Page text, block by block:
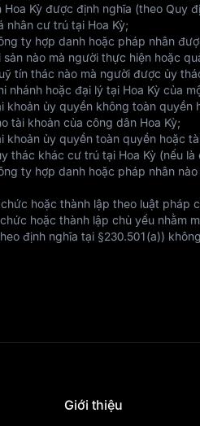
Hoa Kỳ được định nghĩa (theo Quy
nhân cư trú tại Hoa Kỳ;
ty hợp danh hoặc pháp nhân
sản nào mà người thực hiện hoặc
tín thác nào mà người được ủy
nhánh hoặc đại lý tại Hoa Kỳ của
khoản ủy quyền không toàn
tài khoản của công dân Hoa Kỳ;
khoản ủy quyền toàn quyền hoặc
thác khác cư trú tại Hoa Kỳ (nếu
ty hợp danh hoặc pháp nhân
hoặc thành lập theo luật pháp
hoặc thành lập chủ yếu nhằm
định nghĩa tại §230.501(a))
Giới thiệu